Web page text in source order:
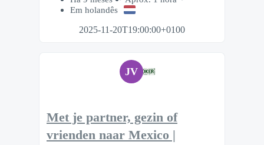
Em holandês
2025-11-20T19:00:00+0100
JV
Met je partner, gezin of
vrienden naar Mexico |